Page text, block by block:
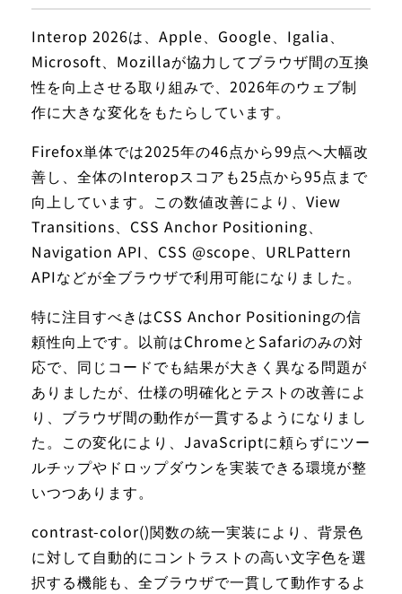
Interop 2026は、Apple、Google、Igalia、
Microsoft、Mozillaが協力してブラウザ間の互換
性を向上させる取り組みで、2026年のウェブ制
作に大きな変化をもたらしています。
Firefox単体では2025年の46点から99点へ大幅改
善し、全体のInteropスコアも25点から95点まで
向上しています。この数値改善により、View
Transitions、CSS Anchor Positioning、
Navigation API、CSS @scope、URLPattern
APIなどが全ブラウザで利用可能になりました。
特に注目すべきはCSS Anchor Positioningの信
頼性向上です。以前はChromeとSafariのみの対
応で、同じコードでも結果が大きく異なる問題が
ありましたが、仕様の明確化とテストの改善によ
り、ブラウザ間の動作が一貫するようになりまし
た。この変化により、JavaScriptに頼らずにツー
ルチップやドロップダウンを実装できる環境が整
いつつあります。
contrast-color()関数の統一実装により、背景色
に対して自動的にコントラストの高い文字色を選
択する機能も、全ブラウザで一貫して動作するよ